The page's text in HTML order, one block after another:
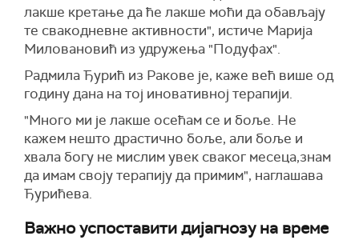
лакше кретање да ће лакше моћи да обављају
те свакодневне активности", истиче Марија
Миловановић из удружења "Подуфах".
Радмила Ђурић из Ракове је, каже већ више од
годину дана на тој иновативној терапији.
"Много ми је лакше осећам се и боље. Не
кажем нешто драстично боље, али боље и
хвала богу не мислим увек сваког месеца,знам
да имам своју терапију да примим", наглашава
Ђурићева.
Важно успоставити дијагнозу на време